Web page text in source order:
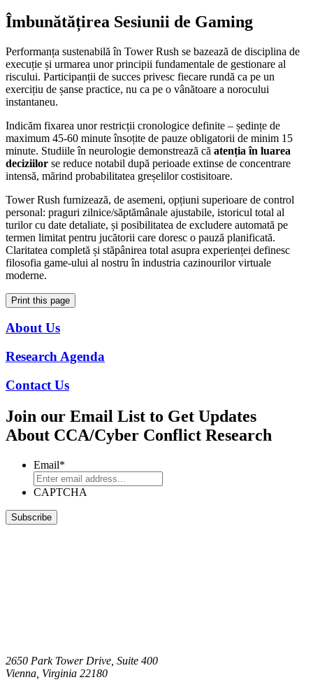
Îmbunătățirea Sesiunii de Gaming
Performanța sustenabilă în Tower Rush se bazează de disciplina de
execuție și urmarea unor principii fundamentale de gestionare al
riscului. Participanții de succes privesc fiecare rundă ca pe un
exercițiu de șanse practice, nu ca pe o vânătoare a norocului
instantaneu.
Indicăm fixarea unor restricții cronologice definite – ședințe de
maximum 45-60 minute însoțite de pauze obligatorii de minim 15
minute. Studiile în neurologie demonstrează că atenția în luarea
deciziilor se reduce notabil după perioade extinse de concentrare
intensă, mărind probabilitatea greșelilor costisitoare.
Tower Rush furnizează, de asemeni, opțiuni superioare de control
personal: praguri zilnice/săptămânale ajustabile, istoricul total al
turilor cu date detaliate, și posibilitatea de excludere automată pe
termen limitat pentru jucătorii care doresc o pauză planificată.
Claritatea completă și stăpânirea total asupra experienței definesc
filosofia game-ului al nostru în industria cazinourilor virtuale
moderne.
Print this page
About Us
Research Agenda
Contact Us
Join our Email List to Get Updates
About CCA/Cyber Conflict Research
Email*
CAPTCHA
2650 Park Tower Drive, Suite 400
Vienna, Virginia 22180